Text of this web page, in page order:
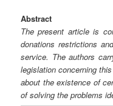
Abstract
The present article is
donations restrictions
service. The authors
legislation concerning
about the existence of
of solving the problems